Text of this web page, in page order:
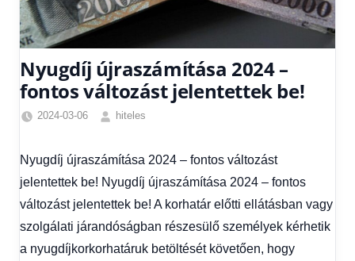
Nyugdíj újraszámítása 2024 –
fontos változást jelentettek be!
2024-03-06
hiteles
Gazdaság,
Hírek,
Hitel
fórum
Nyugdíj újraszámítása 2024 – fontos változást
jelentettek be! Nyugdíj újraszámítása 2024 – fontos
változást jelentettek be! A korhatár előtti ellátásban vagy
szolgálati járandóságban részesülő személyek kérhetik
a nyugdíjkorkorhatáruk betöltését követően, hogy